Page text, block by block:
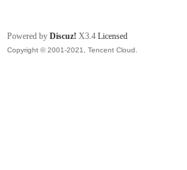
Powered by Discuz! X3.4 Licensed
Copyright © 2001-2021, Tencent Cloud.